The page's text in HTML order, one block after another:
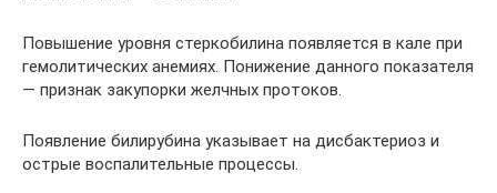
Повышение уровня стеркобилина появляется в кале при
гемолитических анемиях. Понижение данного показателя
— признак закупорки желчных протоков.
Появление билирубина указывает на дисбактериоз и
острые воспалительные процессы.